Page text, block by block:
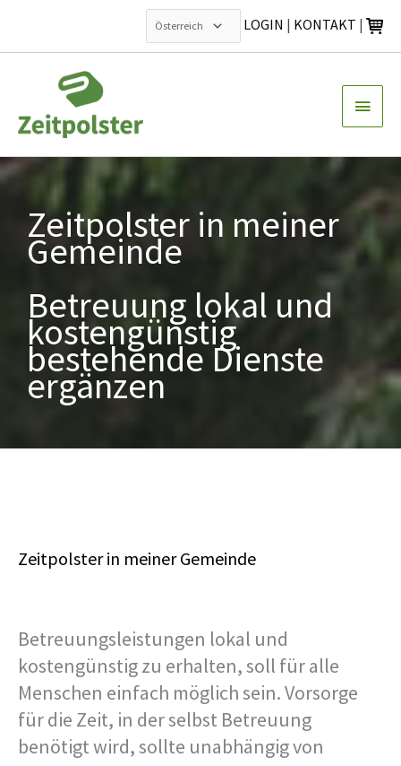
LOGIN | KONTAKT |
springen
Zeitpolster in meiner
Gemeinde
Betreuung lokal und
kostengünstig
bestehende Dienste
ergänzen
Zeitpolster in meiner Gemeinde
Betreuungsleistungen lokal und
kostengünstig zu erhalten, soll für alle
Menschen einfach möglich sein. Vorsorge
für die Zeit, in der selbst Betreuung
benötigt wird, sollte unabhängig von